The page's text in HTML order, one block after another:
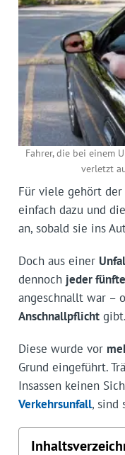
Fahrer, die bei einem
verletzt
Für viele gehört der
einfach dazu und
an, sobald sie ins
Doch aus einer
dennoch jeder
angeschnallt war –
Anschnallpflichtgibt.
Diese wurde vor
Grund eingeführt.
Insassen keinen
Verkehrsunfall, sind